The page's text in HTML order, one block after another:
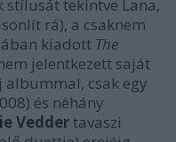
tekintve Lana,
rá), a csaknem
kiadott The
jelentkezett saját
albummal, csak egy
és néhány
Vedder tavaszi